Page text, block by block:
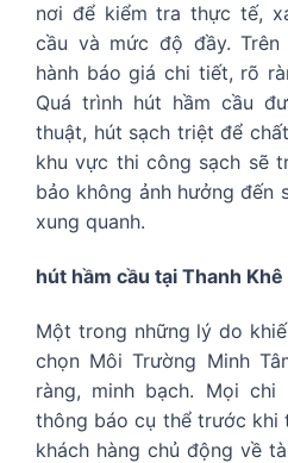
nơi để kiểm tra thực tế,
cầu và mức độ đầy.
hành báo giá chi tiết, rõ
Quá trình hút hầm cầu
thuật, hút sạch triệt để
khu vực thi công sạch sẽ
bảo không ảnh hưởng đến
xung quanh.
hút hầm cầu tại Thanh
Một trong những lý do
chọn Môi Trường Minh
ràng, minh bạch. Mọi
thông báo cụ thể trước khi
khách hàng chủ động về